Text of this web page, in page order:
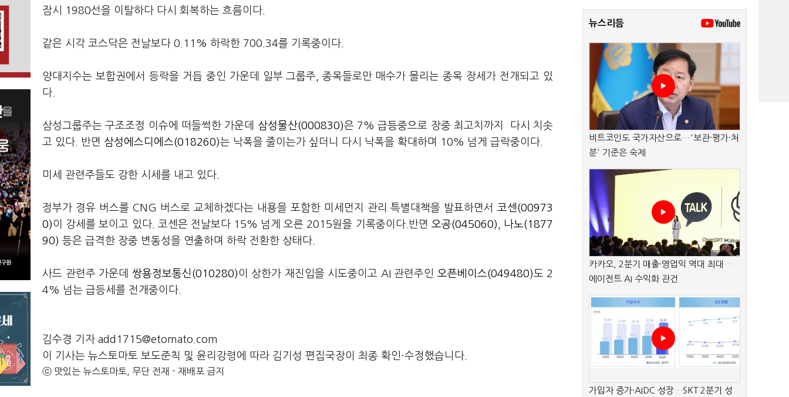
잠시 1980선을 이탈하다 다시 회복하는 흐름이다.
같은 시각 코스닥은 전날보다 0.11% 하락한 700.34를 기록중이다.
양대지수는 보합권에서 등락을 거듭 중인 가운데 일부 그룹주, 종목들로만 매수가 몰리는 종목 장세가 전개되고 있
다.
삼성그룹주는 구조조정 이슈에 떠들썩한 가운데 삼성물산(000830)은 7% 급등중으로 장중 최고치까지 다시 치솟
고 있다. 반면 삼성에스디에스(018260)는 낙폭을 줄이는가 싶더니 다시 낙폭을 확대하며 10% 넘게 급락중이다.
미세 관련주들도 강한 시세를 내고 있다.
정부가 경유 버스를 CNG 버스로 교체하겠다는 내용을 포함한 미세먼지 관리 특별대책을 발표하면서 코센(00973
0)이 강세를 보이고 있다. 코센은 전날보다 15% 넘게 오른 2015원을 기록중이다.반면 오공(045060)
나노(1877
90) 등은 급격한 장중 변동성을 연출하며 하락 전환한 상태다.
사드 관련주 가운데 쌍용정보통신(010280)이 상한가 재진입을 시도중이고 AI 관련주인 오픈베이스(049480)도 2
4% 넘는 급등세를 전개중이다.
김수경 기자 add1715@etomato.com
이 기사는 뉴스토마토 보도준칙 및 윤리강령에 따라 김기성 편집국장이 최종 확인·수정했습니다.
ⓒ 맛있는 뉴스토마토, 무단 전재 - 재배포 금지
뉴스리듬
비트코인도 국가자산으로…'보관·평가·처
분' 기준은 숙제
카카오, 2분기 매출·영업익 역대 최대…
에이전트 AI 수익화 관건
가입자 증가·AIDC 성장…SKT 2분기 성